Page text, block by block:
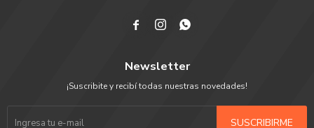
  
Newsletter
¡Suscribite y recibí todas nuestras novedades!
SUSCRIBIRME